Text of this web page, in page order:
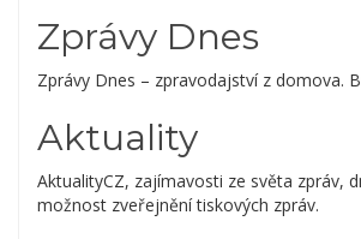
Zprávy Dnes
Zprávy Dnes – zpravodajství z domova.
Aktuality
AktualityCZ, zajímavosti ze světa zpráv,
možnost zveřejnění tiskových zpráv.